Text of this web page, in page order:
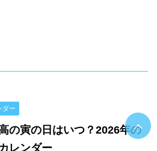
ダー
の寅の日はいつ？2026年の
レンダー